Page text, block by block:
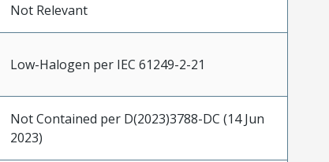
Not Relevant
Low-Halogen per IEC 61249-2-21
Not Contained per D(2023)3788-DC (14 Jun
2023)